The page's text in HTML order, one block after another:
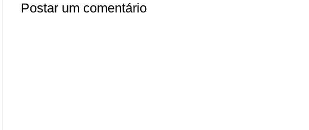
Postar um comentário